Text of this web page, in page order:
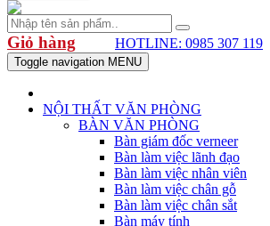
Giỏ hàng HOTLINE: 0985 307 119
Toggle navigation MENU
NỘI THẤT VĂN PHÒNG
BÀN VĂN PHÒNG
Bàn giám đốc verneer
Bàn làm việc lãnh đạo
Bàn làm việc nhân viên
Bàn làm việc chân gỗ
Bàn làm việc chân sắt
Bàn máy tính